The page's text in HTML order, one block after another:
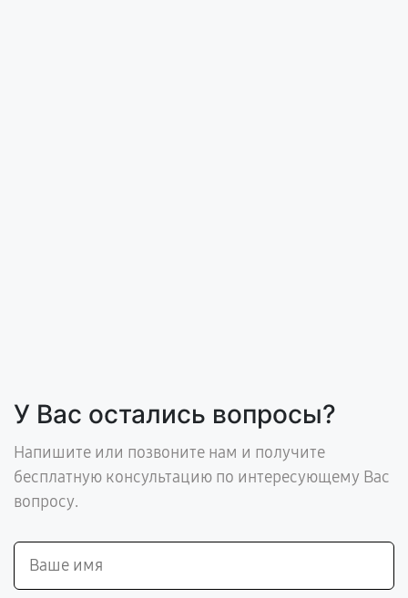
У Вас остались вопросы?
Напишите или позвоните нам и получите
бесплатную консультацию по интересующему Вас
вопросу.